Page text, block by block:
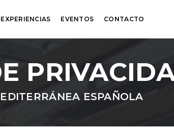
EXPERIENCIAS EVENTOS CONTACTO
ESPAÑOLA